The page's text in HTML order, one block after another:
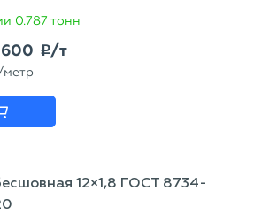
0.787 тонн
p/т
12×1,8 ГОСТ 8734-